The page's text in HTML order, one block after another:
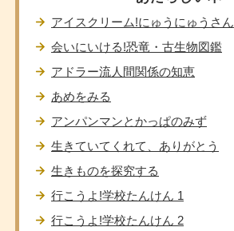
アイスクリーム!にゅうにゅうさん
会いにいける!恐竜・古生物図鑑
アドラー流人間関係の知恵
あめをみる
アンパンマンとかっぱのみず
生きていてくれて、ありがとう
生きものを探究する
行こうよ!学校たんけん 1
行こうよ!学校たんけん 2